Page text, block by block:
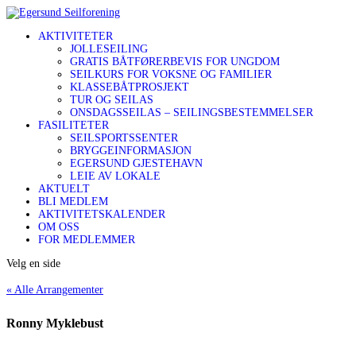
AKTIVITETER
JOLLESEILING
GRATIS BÅTFØRERBEVIS FOR UNGDOM
SEILKURS FOR VOKSNE OG FAMILIER
KLASSEBÅTPROSJEKT
TUR OG SEILAS
ONSDAGSSEILAS – SEILINGSBESTEMMELSER
FASILITETER
SEILSPORTSSENTER
BRYGGEINFORMASJON
EGERSUND GJESTEHAVN
LEIE AV LOKALE
AKTUELT
BLI MEDLEM
AKTIVITETSKALENDER
OM OSS
FOR MEDLEMMER
Velg en side
« Alle Arrangementer
Ronny Myklebust